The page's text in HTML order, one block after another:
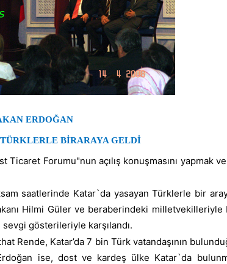
ERDOĞAN
TÜRKLERLE BİRARAYA GELDİ
Ticaret Forumu"nun açılış konuşmasını yapmak
saatlerinde Katar`da yasayan Türklerle bir
Hilmi Güler ve beraberindeki milletvekilleriyle
gösterileriyle karşılandı.
Rende, Katar’da 7 bin Türk vatandaşının
ise, dost ve kardeş ülke Katar`da